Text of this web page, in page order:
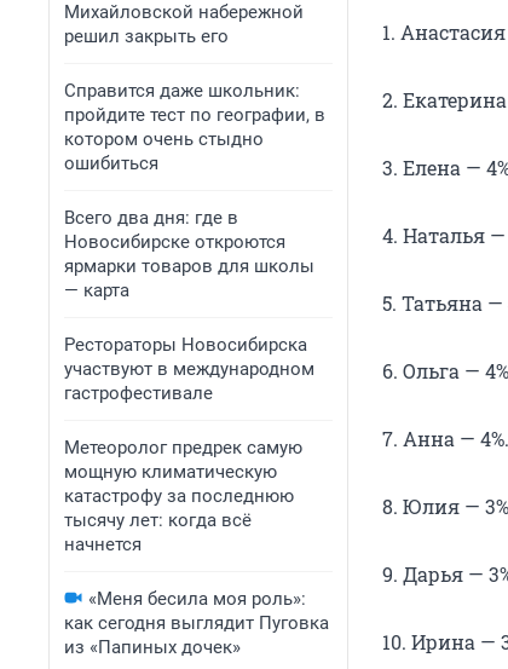
Михайловской набережной
решил закрыть его
Справится даже школьник:
пройдите тест по географии, в
котором очень стыдно
ошибиться
Всего два дня: где в
Новосибирске откроются
ярмарки товаров для школы
— карта
Рестораторы Новосибирска
участвуют в международном
гастрофестивале
Метеоролог предрек самую
мощную климатическую
катастрофу за последнюю
тысячу лет: когда всё
начнется
«Меня бесила моя роль»:
как сегодня выглядит Пуговка
из «Папиных дочек»
1.
2.
3. Елена —
4. Наталья —
5. Татьяна —
6. Ольга —
7. Анна — 4%.
8. Юлия —
9. Дарья —
10. Ирина —